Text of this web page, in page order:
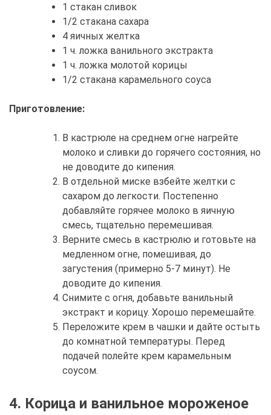
1 стакан сливок
1/2 стакана сахара
4 яичных желтка
1 ч. ложка ванильного экстракта
1 ч. ложка молотой корицы
1/2 стакана карамельного соуса
Приготовление:
В кастрюле на среднем огне нагрейте
молоко и сливки до горячего состояния, но
не доводите до кипения.
В отдельной миске взбейте желтки с
сахаром до легкости. Постепенно
добавляйте горячее молоко в яичную
смесь, тщательно перемешивая.
Верните смесь в кастрюлю и готовьте на
медленном огне, помешивая, до
загустения (примерно 5-7 минут). Не
доводите до кипения.
Снимите с огня, добавьте ванильный
экстракт и корицу. Хорошо перемешайте.
Переложите крем в чашки и дайте остыть
до комнатной температуры. Перед
подачей полейте крем карамельным
соусом.
4. Корица и ванильное мороженое